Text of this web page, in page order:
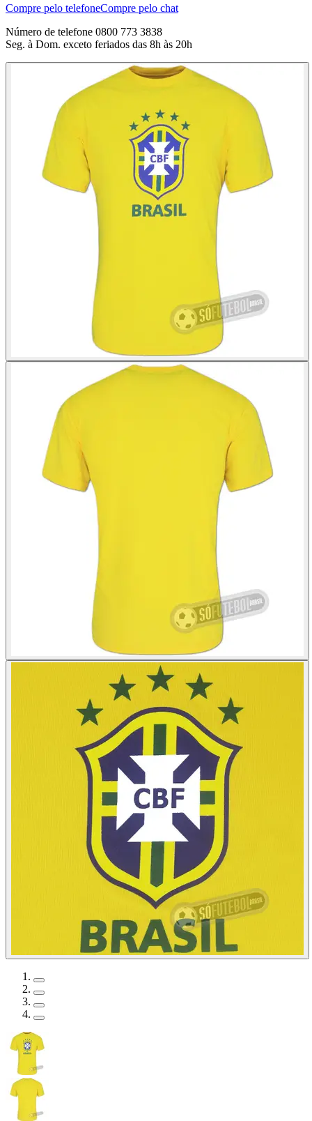
Compre pelo telefoneCompre pelo chat
Número de telefone 0800 773 3838
Seg. à Dom. exceto feriados das 8h às 20h